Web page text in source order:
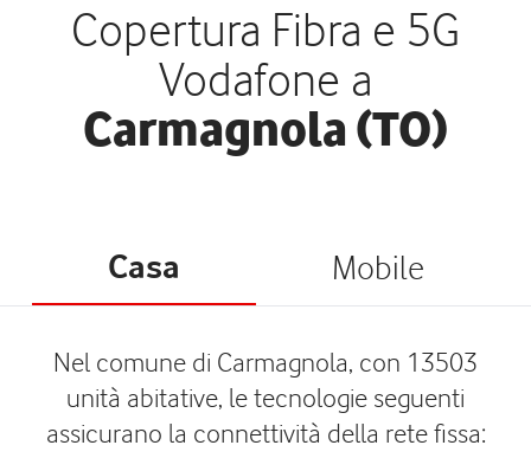
Copertura Fibra e 5G
Vodafone a
Carmagnola (TO)
Casa Mobile
Nel comune di Carmagnola, con 13503
unità abitative, le tecnologie seguenti
assicurano la connettività della rete fissa: